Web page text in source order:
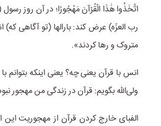
اتَّخَذُوا هَٰذَا الْقُرْآنَ مَهْجُورًا؛ در آن روز
رب العزّه) عرض کند: بارالها (تو آگاهی
متروک و رها کردند».
انس با قرآن یعنی چه؟ یعنی اینکه بتوانم
ولی‌الله بگویم: قرآن در زندگی من مهجور
الفبای خارج کردن قرآن از مهجوریت